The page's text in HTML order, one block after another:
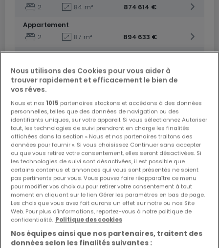
2
84 m²
874 614 €
Appartement
2
87 m²
894 633 €
Appartement
2
83
783 556 €
Appartement
Nous utilisons des Cookies pour vous aider à
trouver rapidement et efficacement le bien de
vos rêves.
Nous et nos 1015 partenaires stockons et accédons à des données
personnelles, telles que des données de navigation ou des
identifiants uniques, sur votre appareil. Si vous sélectionnez Autoriser
tout, les technologies de suivi prendront en charge les finalités
affichées dans la section « Nous et nos partenaires traitons des
données pour fournir ». Si vous choisissez Continuer sans accepter
ou que vous retirez votre consentement, elles seront désactivées. Si
les technologies de suivi sont désactivées, il est possible que
certains contenus et annonces qui vous sont présentés ne soient
pas pertinents pour vous. Vous pouvez faire réapparaître ce menu
pour modifier vos choix ou pour retirer votre consentement à tout
moment en cliquant sur le lien Gérer les paramètres en bas de page.
Les choix que vous avez fait aurons un effet sur notre ou nos Site
Web. Pour plus d’informations, reportez-vous à notre politique de
confidentialité. Politique des cookies
Nos équipes ainsi que nos partenaires, traitent des
données selon les finalités suivantes :